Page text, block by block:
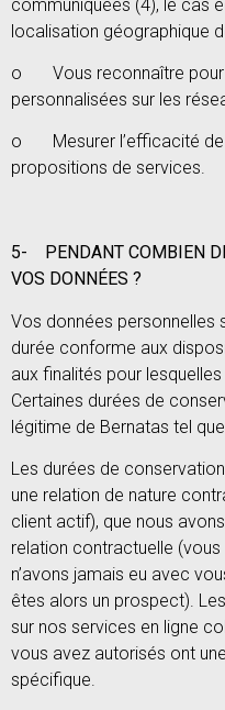
communiquées (4), le cas
localisation géographique
o Vous reconnaître pour
personnalisées sur les
o Mesurer l’efficacité de
propositions de services.
5-
PENDANT COMBIEN
VOS DONNÉES ?
Vos données personnelles
durée conforme aux
aux finalités pour
Certaines durées de
légitime de Bernatas tel
Les durées de
une relation de nature
client actif), que nous
relation contractuelle
n’avons jamais eu avec
êtes alors un prospect).
sur nos services en ligne
vous avez autorisés ont
spécifique.